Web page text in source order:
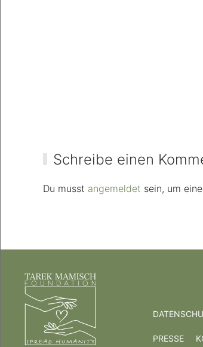
Schreibe einen
Du musst angemeldet sein, um
PRESSE